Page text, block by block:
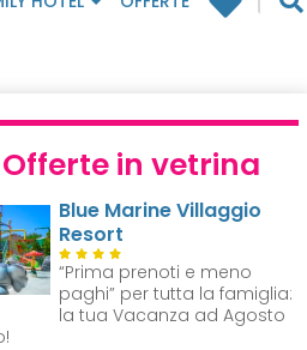
Offerte in vetrina
Blue Marine Villaggio
Resort
“Prima prenoti e meno
paghi” per tutta la famiglia:
la tua Vacanza ad Agosto